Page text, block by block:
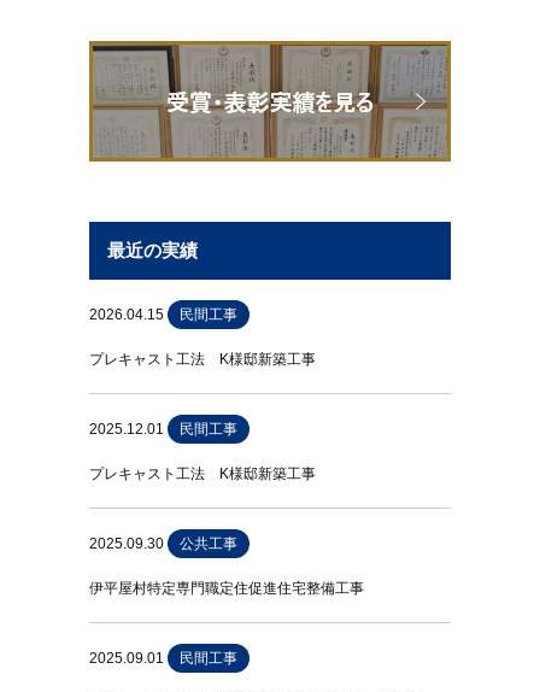
最近の実績
2026.04.15 民間工事
プレキャスト工法 K様邸新築工事
2025.12.01 民間工事
プレキャスト工法 K様邸新築工事
2025.09.30 公共工事
伊平屋村特定専門職定住促進住宅整備工事
2025.09.01 民間工事